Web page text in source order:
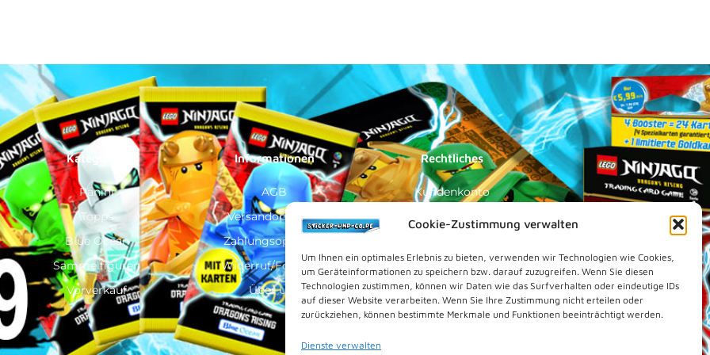
Cookie-Zustimmung verwalten
Um Ihnen ein optimales Erlebnis zu bieten, verwenden wir Technologien wie Cookies,
um Geräteinformationen zu speichern bzw. darauf zuzugreifen. Wenn Sie diesen
Technologien zustimmen, können wir Daten wie das Surfverhalten oder eindeutige IDs
auf dieser Website verarbeiten. Wenn Sie Ihre Zustimmung nicht erteilen oder
zurückziehen, können bestimmte Merkmale und Funktionen beeinträchtigt werden.
Dienste verwalten
Kategorien
Panini
Topps
Blue Ocean
Sammelfiguren
Vorverkauf
Informationen
AGB
Versandoptionen
Zahlungsoptionen
Widerruf/Formular
Über Uns
Rechtliches
Kundenkonto
Impressum
Cookies (EU)
Vertrag widerrufen
Kontakt